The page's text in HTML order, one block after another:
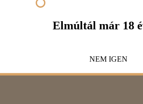
Elmúltál már 18
NEM IGEN